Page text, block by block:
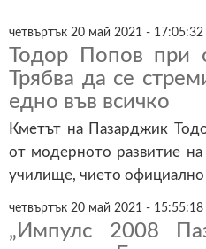
четвъртък 20 май 2021 - 17:05:32
Тодор Попов при
Трябва да се
едно във всичко
Кметът на Пазарджик
от модерното развитие на
училище, чието официално
четвъртък 20 май 2021 - 15:55:18
„Импулс 2008